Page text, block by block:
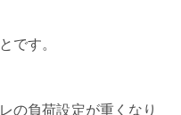
です。
の負荷設定が重くなり